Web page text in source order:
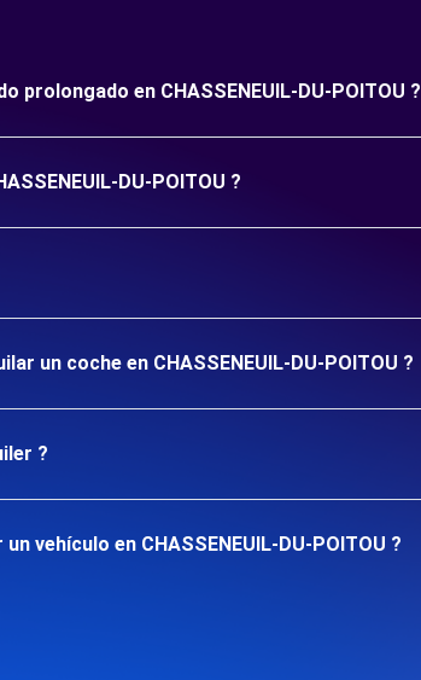
prolongado en CHASSENEUIL-DU-POITOU ?
DU-POITOU ?
un coche en CHASSENEUIL-DU-POITOU ?
?
vehículo en CHASSENEUIL-DU-POITOU ?